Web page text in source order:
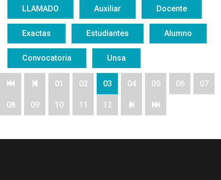
LLAMADO Auxiliar Docente
Exactas Estudiantes Alumno
Convocatoria Unsa
01 02 03 04 05 06 07
08 09 10 11 12